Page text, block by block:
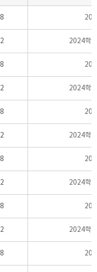
2024학
2024학
2024학
2024학
2024학